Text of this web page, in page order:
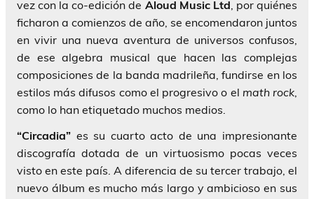
vez con la co-edición de Aloud Music Ltd, por quiénes
ficharon a comienzos de año, se encomendaron juntos
en vivir una nueva aventura de universos confusos,
de ese algebra musical que hacen las complejas
composiciones de la banda madrileña, fundirse en los
estilos más difusos como el progresivo o el math rock,
como lo han etiquetado muchos medios.
“Circadia” es su cuarto acto de una impresionante
discografía dotada de un virtuosismo pocas veces
visto en este país. A diferencia de su tercer trabajo, el
nuevo álbum es mucho más largo y ambicioso en sus